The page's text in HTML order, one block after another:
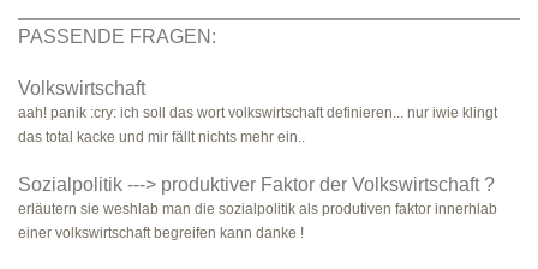
PASSENDE FRAGEN:
Volkswirtschaft
aah! panik :cry: ich soll das wort volkswirtschaft definieren... nur iwie klingt
das total kacke und mir fällt nichts mehr ein..
Sozialpolitik ---> produktiver Faktor der Volkswirtschaft ?
erläutern sie weshlab man die sozialpolitik als produtiven faktor innerhlab
einer volkswirtschaft begreifen kann danke !